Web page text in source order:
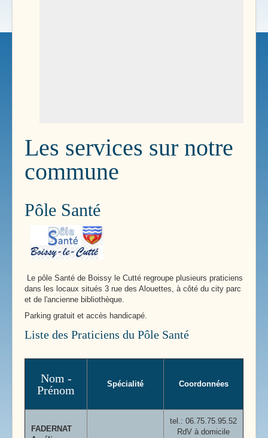
Les services sur notre
commune
Pôle Santé
Le pôle Santé de Boissy le Cutté regroupe plusieurs praticiens
dans les locaux situés 3 rue des Alouettes, à côté du city parc
et de l'ancienne bibliothèque.
Parking gratuit et accès handicapé.
Liste des Praticiens du Pôle Santé
Nom -
Prénom
Spécialité Coordonnées
FADERNAT
tel.: 06.75.75.95.52
RdV à domicile